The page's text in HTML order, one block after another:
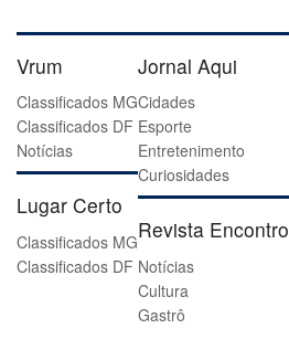
Vrum
Classificados MG
Classificados DF
Notícias
Lugar Certo
Classificados MG
Classificados DF
Jornal Aqui
Cidades
Esporte
Entretenimento
Curiosidades
Revista Encontro
Notícias
Cultura
Gastrô